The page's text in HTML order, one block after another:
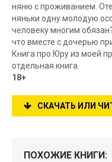
няню с проживанием.
няньки одну молодую
человеку многим
что вместе с дочерью
Книга про Юру из моей
отдельная книга.
18+
СКАЧАТЬ ИЛИ
ПОХОЖИЕ КНИГИ: